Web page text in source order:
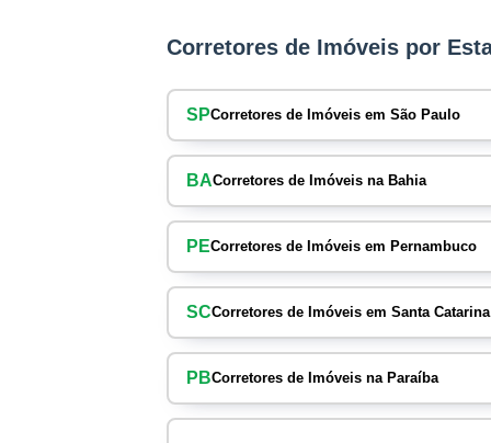
Corretores de Imóveis por
SPCorretores de Imóveis em São Paulo
BACorretores de Imóveis na Bahia
PECorretores de Imóveis em Pernambuco
SCCorretores de Imóveis em Santa Catarina
PBCorretores de Imóveis na Paraíba